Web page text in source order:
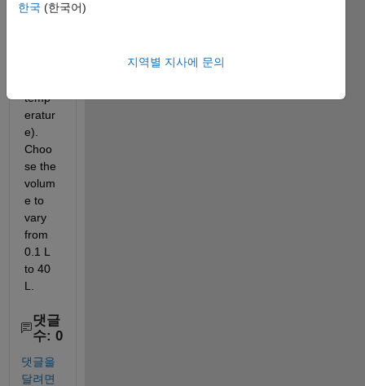
400 K
temp
eratur
e).
Choo
se the
volum
e to
vary
from
0.1 L
to 40
L.
댓글
수: 0
댓글을
달려면
한국 (한국어)
지역별 지사에 문의